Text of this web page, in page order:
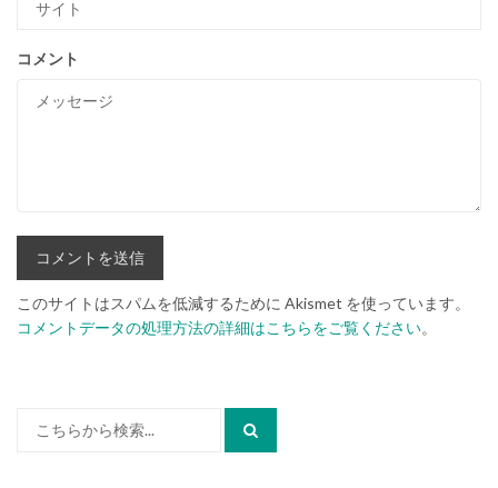
コメント
このサイトはスパムを低減するために Akismet を使っています。
コメントデータの処理方法の詳細はこちらをご覧ください。